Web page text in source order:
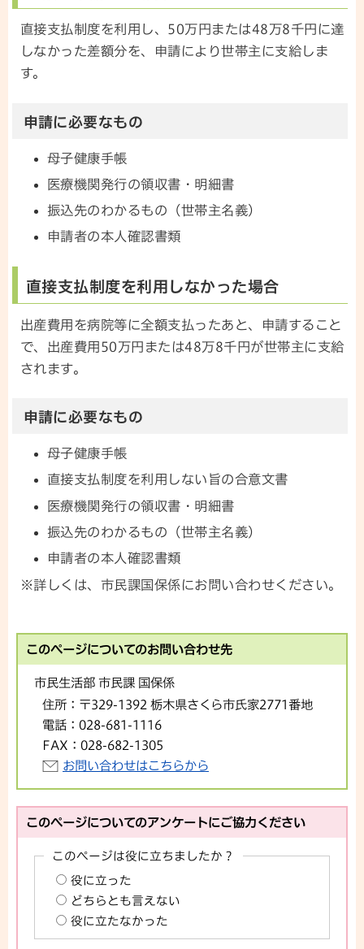
直接支払制度を利用し、50万円または48万8千円に達
しなかった差額分を、申請により世帯主に支給しま
す。
申請に必要なもの
母子健康手帳
医療機関発行の領収書・明細書
振込先のわかるもの（世帯主名義）
申請者の本人確認書類
直接支払制度を利用しなかった場合
出産費用を病院等に全額支払ったあと、申請すること
で、出産費用50万円または48万8千円が世帯主に支給
されます。
申請に必要なもの
母子健康手帳
直接支払制度を利用しない旨の合意文書
医療機関発行の領収書・明細書
振込先のわかるもの（世帯主名義）
申請者の本人確認書類
※詳しくは、市民課国保係にお問い合わせください。
このページについてのお問い合わせ先
市民生活部 市民課 国保係
住所： 〒329-1392 栃木県さくら市氏家2771番地
電話： 028-681-1116
FAX： 028-682-1305
お問い合わせはこちらから
このページについてのアンケートにご協力ください
このページは役に立ちましたか？
役に立った
どちらとも言えない
役に立たなかった